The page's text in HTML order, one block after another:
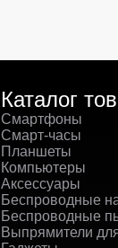
Каталог
Смартфоны
Смарт-часы
Планшеты
Компьютеры
Аксессуары
Беспроводные
Беспроводные
Выпрямители